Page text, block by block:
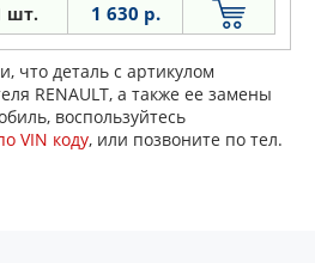
шт. 1 630 р.
что деталь с артикулом
RENAULT, а также ее замены
воспользуйтесь
VIN коду, или позвоните по тел.